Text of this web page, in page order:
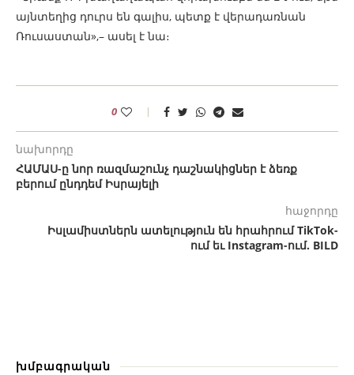
այնտեղից դուրս են գալիս, պետք է վերադառնան
Ռուսաստան»,– ասել է նա։
0
նախորդը
ՀԱՄԱՍ-ը նոր ռազմաշունչ դաշնակիցներ է ձեռք
բերում ընդդեմ Իսրայելի
հաջորդը
Իսլամիստներն ատելություն են հրահրում TikTok-
ում եւ Instagram-ում. BILD
խմբագրական